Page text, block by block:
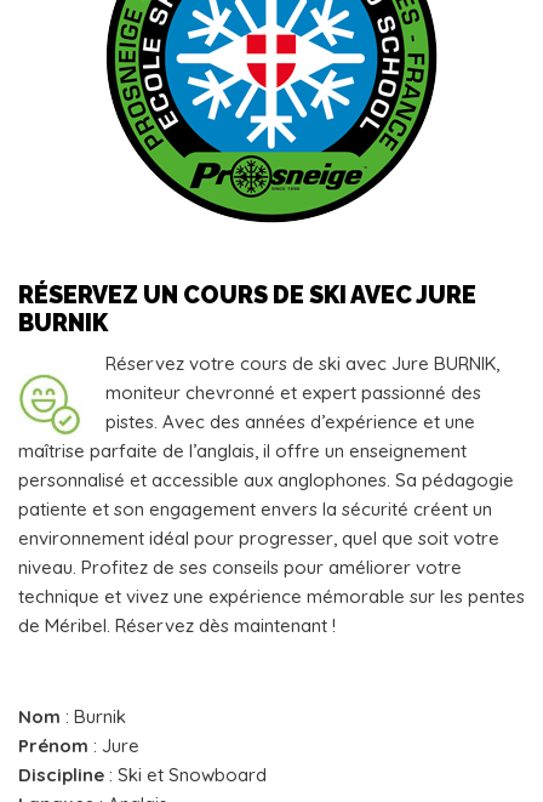
RÉSERVEZ UN COURS DE SKI AVEC JURE
BURNIK
Réservez votre cours de ski avec Jure BURNIK,
moniteur chevronné et expert passionné des
pistes. Avec des années d’expérience et une
maîtrise parfaite de l’anglais, il offre un enseignement
personnalisé et accessible aux anglophones. Sa pédagogie
patiente et son engagement envers la sécurité créent un
environnement idéal pour progresser, quel que soit votre
niveau. Profitez de ses conseils pour améliorer votre
technique et vivez une expérience mémorable sur les pentes
de Méribel. Réservez dès maintenant !
Nom : Burnik
Prénom : Jure
Discipline : Ski et Snowboard